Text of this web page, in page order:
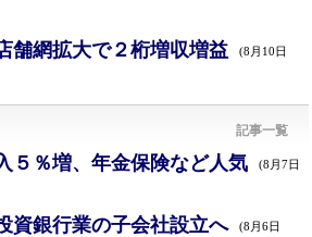
舗網拡大で２桁増収増益 (8月10日
記事一覧
５％増、年金保険など人気 (8月7日
資銀行業の子会社設立へ (8月6日